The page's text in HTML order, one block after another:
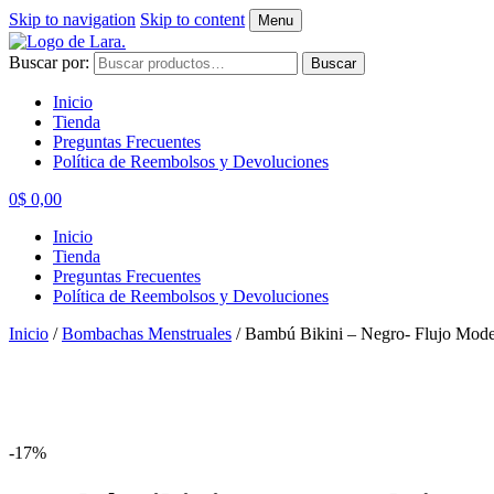
Skip to navigation Skip to content Menu
Buscar por: Buscar
Inicio
Tienda
Preguntas Frecuentes
Política de Reembolsos y Devoluciones
0$ 0,00
Inicio
Tienda
Preguntas Frecuentes
Política de Reembolsos y Devoluciones
Inicio /Bombachas Menstruales /Bambú Bikini – Negro- Flujo
-17%